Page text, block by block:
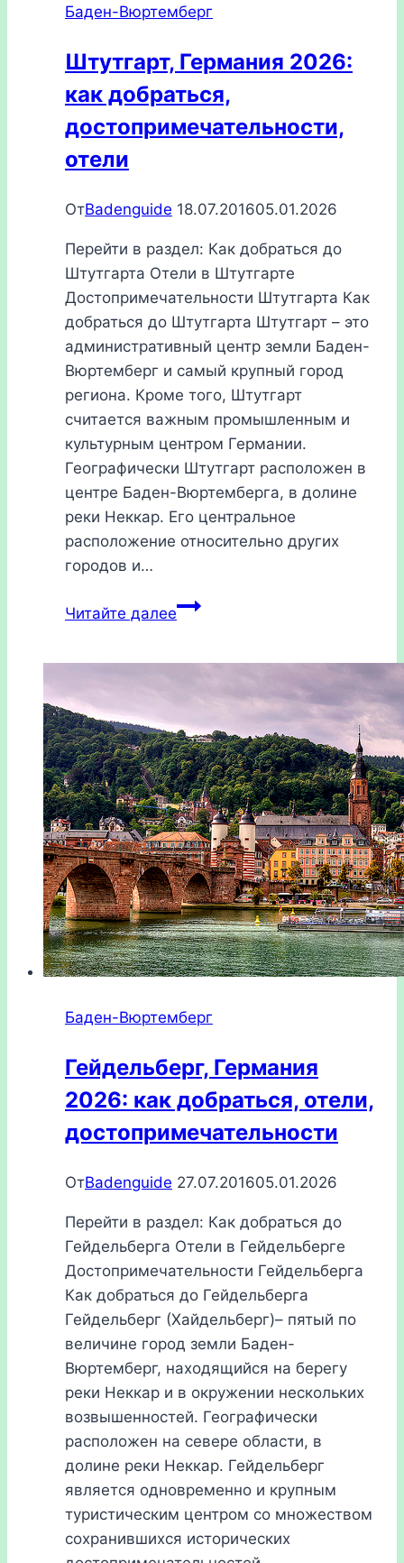
Баден-Вюртемберг
Штутгарт, Германия 2026:
как добраться,
достопримечательности,
отели
ОтBadenguide 18.07.201605.01.2026
Перейти в раздел: Как добраться до
Штутгарта Отели в Штутгарте
Достопримечательности Штутгарта Как
добраться до Штутгарта Штутгарт – это
административный центр земли Баден-
Вюртемберг и самый крупный город
региона. Кроме того, Штутгарт
считается важным промышленным и
культурным центром Германии.
Географически Штутгарт расположен в
центре Баден-Вюртемберга, в долине
реки Неккар. Его центральное
расположение относительно других
городов и…
Читайте далееШтутгарт,
добраться,
достопримечательности,
отели
Баден-Вюртемберг
Гейдельберг, Германия
2026: как добраться, отели,
достопримечательности
ОтBadenguide 27.07.201605.01.2026
Перейти в раздел: Как добраться до
Гейдельберга Отели в Гейдельберге
Достопримечательности Гейдельберга
Как добраться до Гейдельберга
Гейдельберг (Хайдельберг)– пятый по
величине город земли Баден-
Вюртемберг, находящийся на берегу
реки Неккар и в окружении нескольких
возвышенностей. Географически
расположен на севере области, в
долине реки Неккар. Гейдельберг
является одновременно и крупным
туристическим центром со множеством
сохранившихся исторических